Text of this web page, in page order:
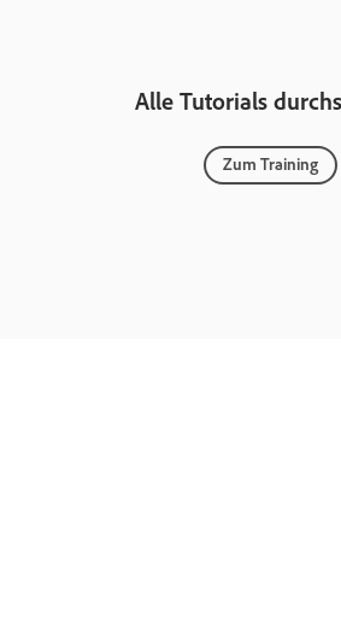
Alle Tutorials
Zum Training